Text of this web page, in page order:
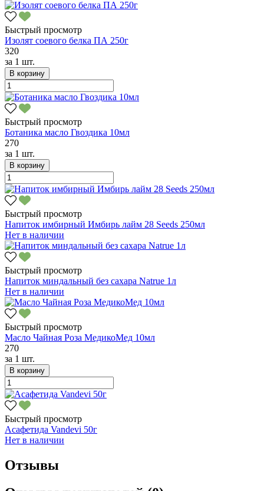
Быстрый просмотр
Изолят соевого белка ПА 250г
320
за 1 шт.
В корзину
Быстрый просмотр
Ботаника масло Гвоздика 10мл
270
за 1 шт.
В корзину
Быстрый просмотр
Напиток имбирный Имбирь лайм 28 Seeds 250мл
Нет в наличии
Быстрый просмотр
Напиток миндальный без сахара Natrue 1л
Нет в наличии
Быстрый просмотр
Масло Чайная Роза МедикоМед 10мл
270
за 1 шт.
В корзину
Быстрый просмотр
Асафетида Vandevi 50г
Нет в наличии
Отзывы